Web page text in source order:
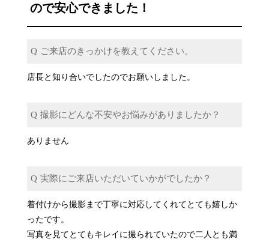
ので安心できました！
ご来店のきっかけを教えてください。
店長と知り合いでしたのでお願いしました。
撮影にどんな不安やお悩みがありましたか？
ありません
実際にご来店いただいていかがでしたか？
着付けから撮影まで丁寧に対応してくれてとても嬉しか
ったです。
写真を見てとてもキレイに撮られていたので二人とも満